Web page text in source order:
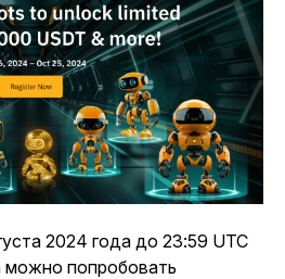
2024 года до 23:59 UTC
можно попробовать